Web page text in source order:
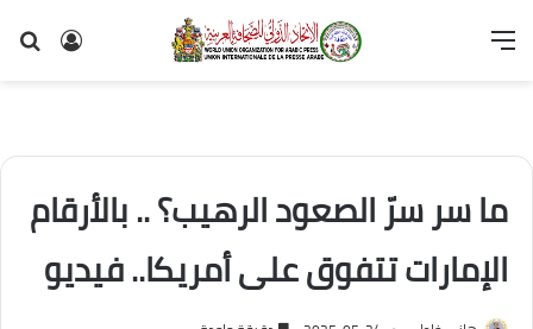
تسجيل
القائمة
ما سر سرّ الصعود الرهيب؟ .. بالأرقام
الإمارات تتفوق على أمريكا.. فيديو